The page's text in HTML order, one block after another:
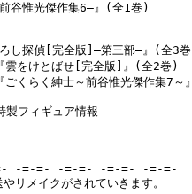
惟光傑作集6―』(全1巻)
し探偵[完全版]―第三部―』(全3
けとばせ[完全版]』(全2巻)
らく紳士～前谷惟光傑作集7～
フィギュア情報
-=-=- -=-=- -=-=- -=-=-
リメイクがされていきます。